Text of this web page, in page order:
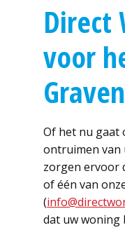
Direct
voor
Of het nu gaat
ontruimen van
zorgen ervoor
of één van
(
dat uw woning